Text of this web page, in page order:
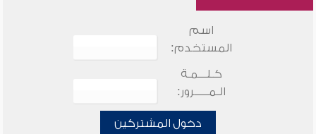
اسم
المستخدم:
كـلـــمـة
الـمـــــرور:
دخول المشتركين